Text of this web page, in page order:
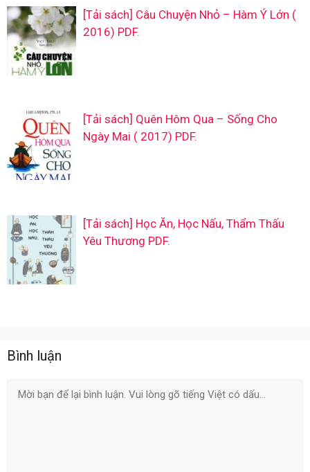
[Tải sách] Câu Chuyện Nhỏ – Hàm Ý Lớn (
2016) PDF.
[Tải sách] Quên Hôm Qua – Sống Cho
Ngày Mai ( 2017) PDF.
[Tải sách] Học Ăn, Học Nấu, Thẩm Thấu
Yêu Thương PDF.
Bình luận
Comment